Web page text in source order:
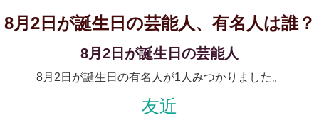
8月2日が誕生日の芸能人、有名人は誰？
8月2日が誕生日の芸能人
8月2日が誕生日の有名人が1人みつかりました。
友近